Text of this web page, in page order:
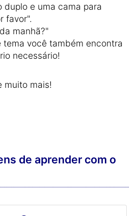
duplo e uma cama para
favor".
manhã?"
tema você também encontra
necessário!
muito mais!
de aprender com o